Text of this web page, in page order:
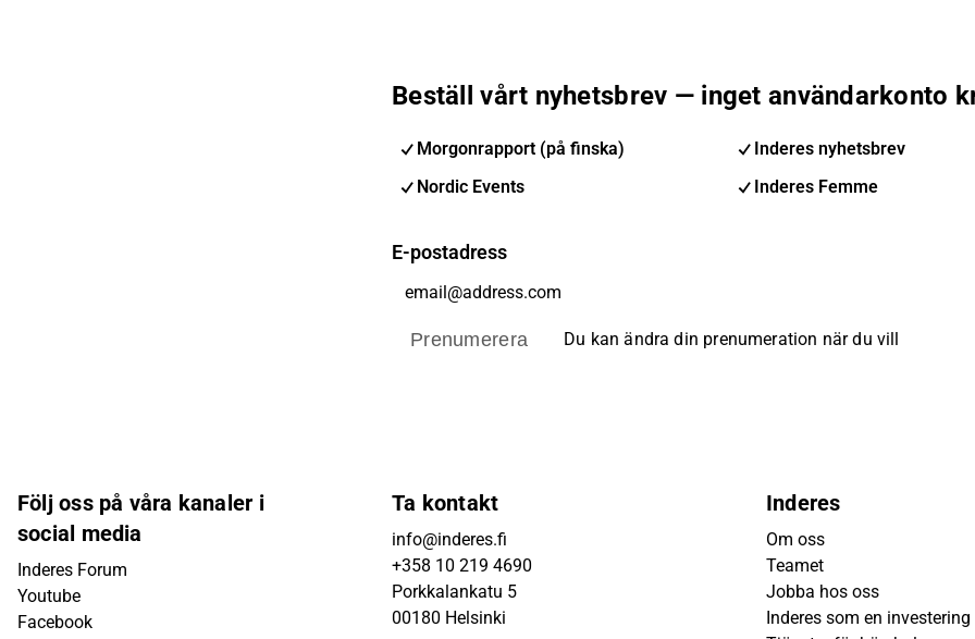
Beställ vårt nyhetsbrev — inget användarkonto
Morgonrapport (på finska)
Inderes nyhetsbrev
Nordic Events
Inderes Femme
E-postadress
Prenumerera Du kan ändra din prenumeration när du vill
Följ oss på våra kanaler i
social media
Inderes Forum
Youtube
Facebook
Ta kontakt
info@inderes.fi
+358 10 219 4690
Porkkalankatu 5
00180 Helsinki
Inderes
Om oss
Teamet
Jobba hos oss
Inderes som en investering